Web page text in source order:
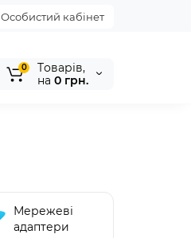
Особистий кабінет
0
Tоварів,
на 0 грн.
Мережеві
адаптери